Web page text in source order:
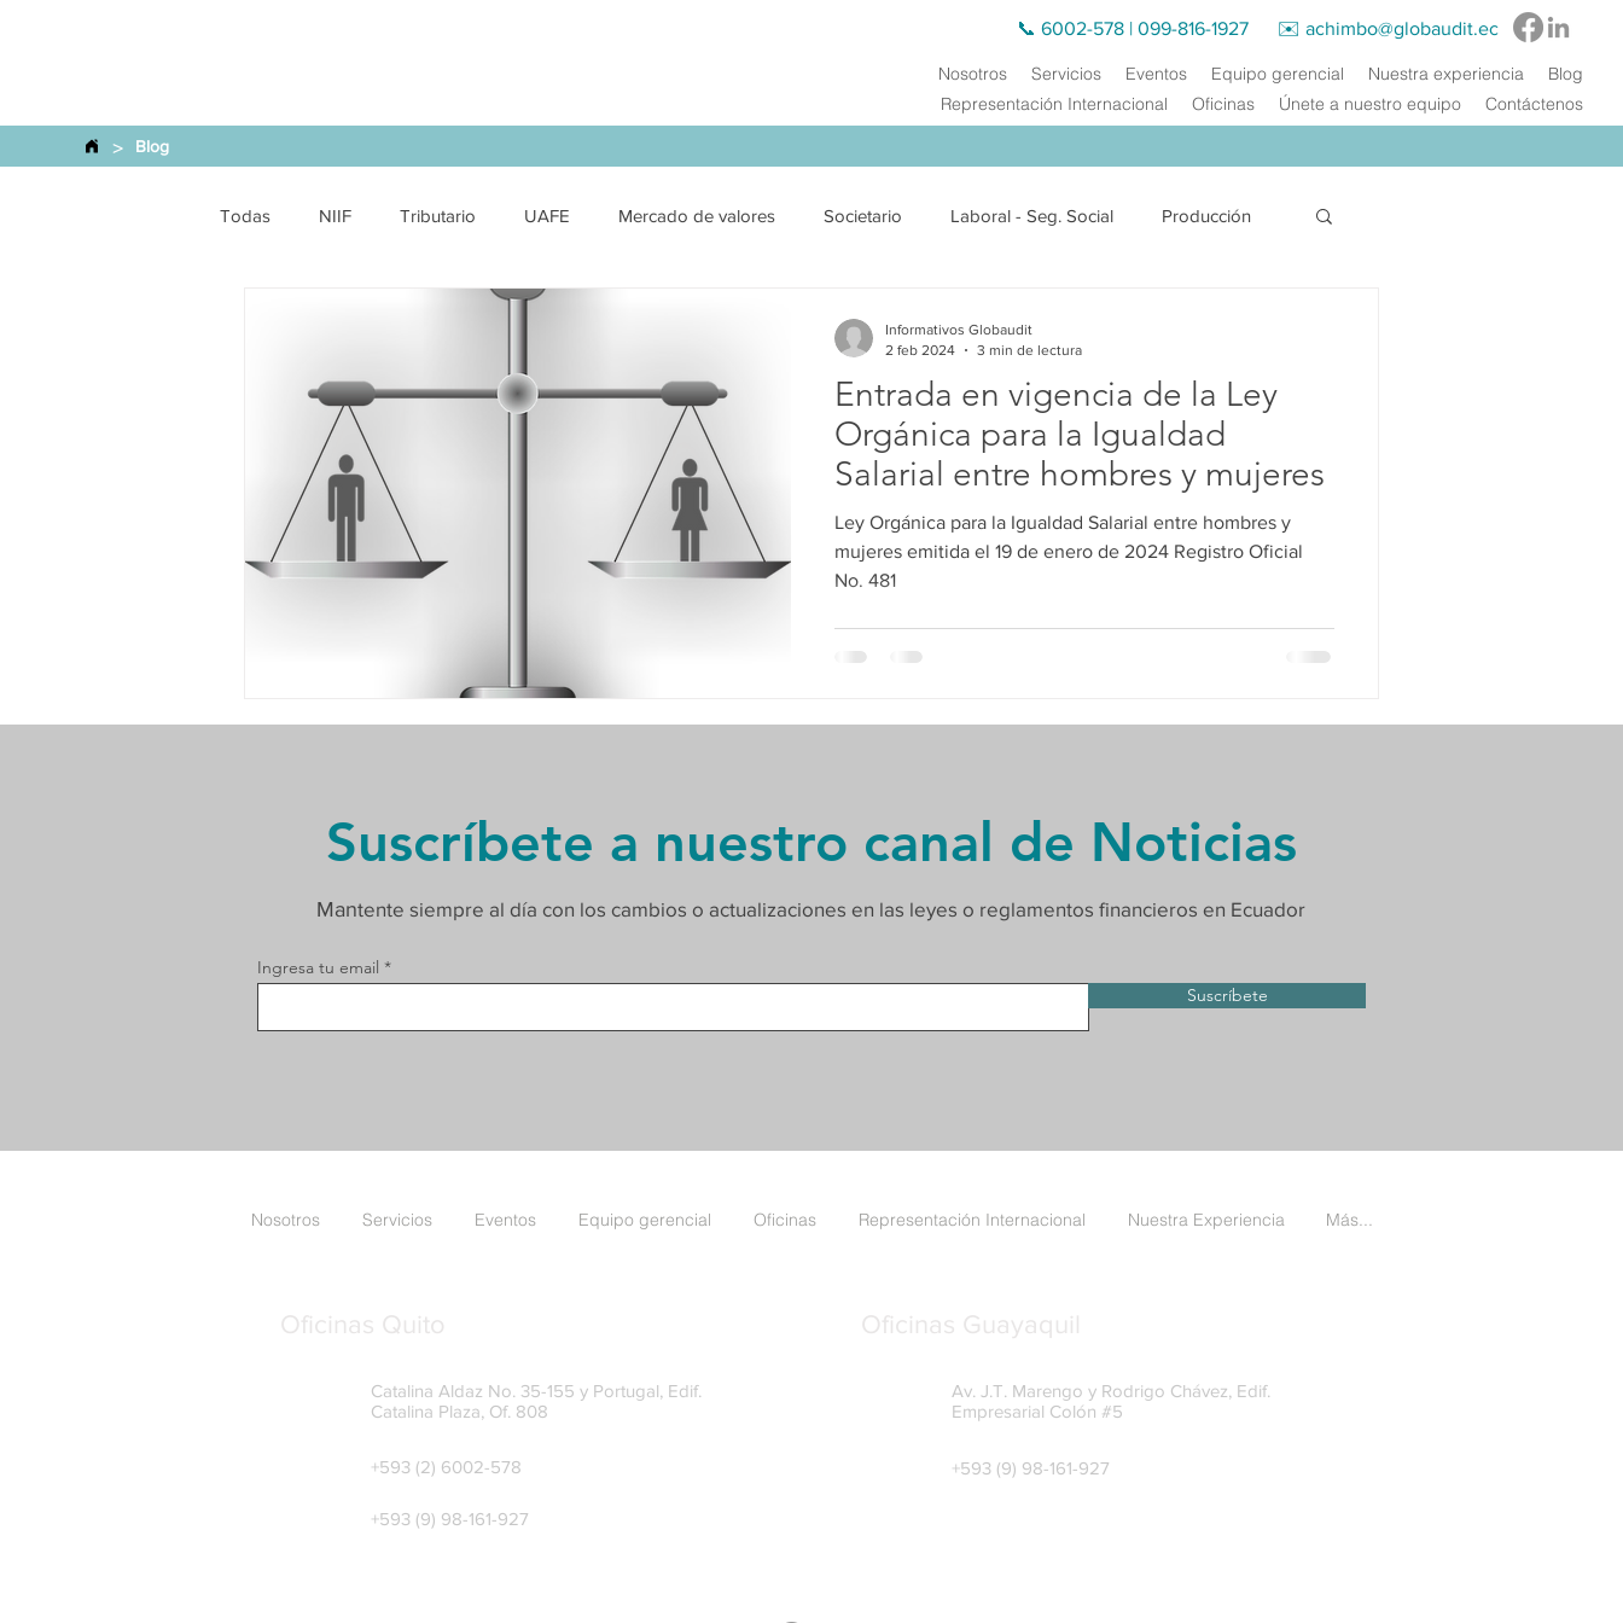
📞 6002-578 | 099-816-1927‬ ✉️ achimbo@globaudit.ec
Nosotros Servicios Eventos Equipo gerencial Nuestra experiencia
Blog
Representación Internacional
Oficinas Únete a nuestro equipo Contáctenos
> Blog
Todas NIIF Tributario UAFE Mercado de valores Societario Laboral - Seg. Social Producción
Energética Financiero Precios de Transferencia Auditoría Externa Capacitación
Entrada en vigencia de la Ley
Orgánica para la Igualdad
Salarial entre hombres y mujeres
Ley Orgánica para la Igualdad Salarial entre hombres y
mujeres emitida el 19 de enero de 2024 Registro Oficial
No. 481
Informativos Globaudit
2 feb 2024
3 min de lectura
Suscríbete a nuestro canal de Noticias
Mantente siempre al día con los cambios o actualizaciones en las leyes o reglamentos financieros en Ecuador
Ingresa tu email
Suscríbete
Nosotros Servicios Eventos Equipo gerencial Oficinas Representación Internacional Nuestra Experiencia Más...
Oficinas Quito
Catalina Aldaz No. 35-155 y Portugal, Edif.
Catalina Plaza, Of. 808
+593 (2) 6002-578
+593 (9) 98-161-927
Oficinas Guayaquil
Av. J.T. Marengo y Rodrigo Chávez, Edif.
Empresarial Colón #5
+593 (9) 98-161-927